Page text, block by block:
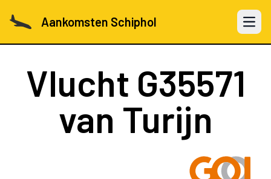
Aankomsten Schiphol Open
Vlucht G35571
van Turijn